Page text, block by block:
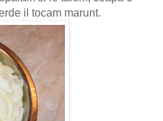
il tocam marunt.